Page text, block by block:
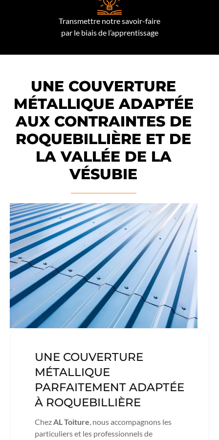
Transmettre notre savoir-faire
par le biais de l’apprentissage
UNE COUVERTURE
MÉTALLIQUE ADAPTÉE
AUX CONTRAINTES DE
ROQUEBILLIÈRE ET DE
LA VALLÉE DE LA
VÉSUBIE
UNE COUVERTURE
MÉTALLIQUE
PARFAITEMENT ADAPTÉE
À ROQUEBILLIÈRE
ChezAL Toiture, nous accompagnons les
particuliers et les professionnels de